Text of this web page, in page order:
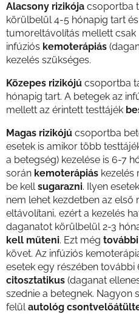
Alacsony rizikója csoportba
körülbelül 4-5 hónapig tart
tumoreltávolítás mellett csak
infúziós kemoterápiás
kezelés szükséges.
Közepes rizikójú csoportba
hónapig tart. A betegek az
mellett az érintett testtájék
Magas rizikójú csoportba
esetek is amikor több
a betegség) kezelése is 6-7
során kemoterápiás kezelés
be kellsugarazni. Ilyen
nem lehet kezdetben az első
eltávolítani, ezért a kezelés
daganatot körülbelül 2-3
kell műteni. Ezt még
követ. Az infúziós
esetek egy részében további
citosztatikus (daganat
szednie a betegnek. Nagyon
felülautológ